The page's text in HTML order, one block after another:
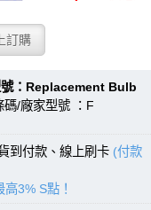
Replacement Bulb
/廠家型號 ：F
到付款、線上刷卡 (付款
3% S點！